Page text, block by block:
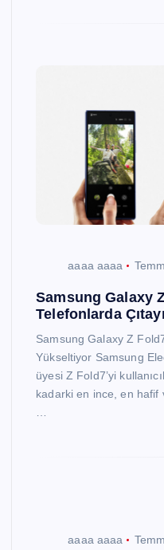
aaaa aaaa
Samsung Galaxy
Telefonlarda
Samsung Galaxy Z
Yükseltiyor Samsung
üyesi Z Fold7’yi
kadarki en ince, en hafif
aaaa aaaa